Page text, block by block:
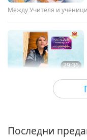
Между Учителя и
29:36
Между Учителя и
33:39
Последни